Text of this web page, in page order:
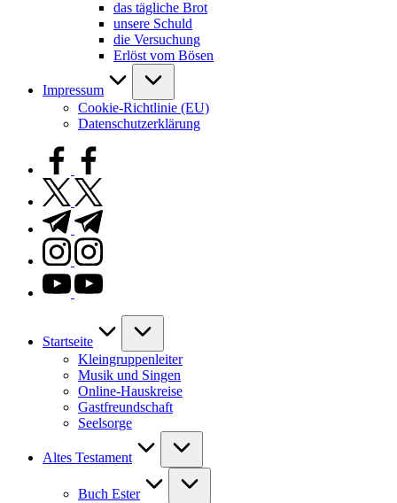
das tägliche Brot
unsere Schuld
die Versuchung
Erlöst vom Bösen
Impressum
Cookie-Richtlinie (EU)
Datenschutzerklärung
facebook.com
twitter.com
t.me
instagram.com
youtube.com
Startseite
Kleingruppenleiter
Musik und Singen
Online-Hauskreise
Gastfreundschaft
Seelsorge
Altes Testament
Buch Ester